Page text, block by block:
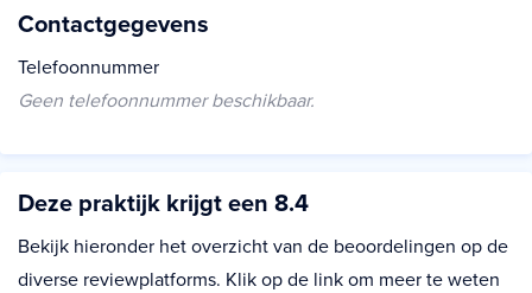
Contactgegevens
Telefoonnummer
Geen telefoonnummer beschikbaar.
Deze praktijk krijgt een 8.4
Bekijk hieronder het overzicht van de beoordelingen op de
diverse reviewplatforms. Klik op de link om meer te weten